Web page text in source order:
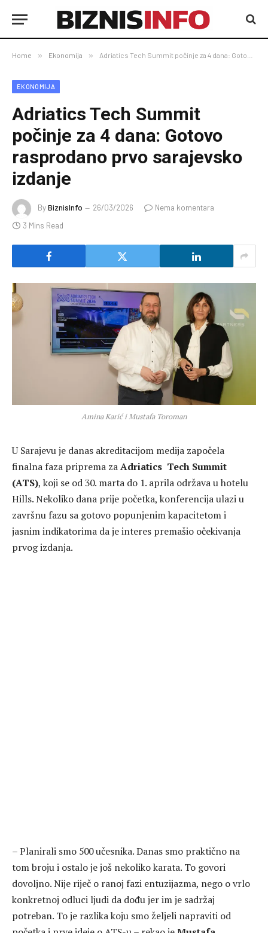
Home » Ekonomija » Adriatics Tech Summit počinje za 4 dana: Gotovo rasprodano prvo sarajevsko izdanje
EKONOMIJA
Adriatics Tech Summit
počinje za 4 dana: Gotovo
rasprodano prvo sarajevsko
izdanje
ByBiznisInfo 26/03/2026
Nema komentara
3 Mins Read
Amina Karić i Mustafa Toroman
U Sarajevu je danas akreditacijom medija započela
finalna faza priprema zaAdriatics Tech Summit
(ATS), koji se od 30. marta do 1. aprila održava u hotelu
Hills. Nekoliko dana prije početka, konferencija ulazi u
završnu fazu sa gotovo popunjenim kapacitetom i
jasnim indikatorima da je interes premašio očekivanja
prvog izdanja.
– Planirali smo 500 učesnika. Danas smo praktično na
tom broju i ostalo je još nekoliko karata. To govori
dovoljno. Nije riječ o ranoj fazi entuzijazma, nego o vrlo
konkretnoj odluci ljudi da dođu jer im je sadržaj
potreban. To je razlika koju smo željeli napraviti od